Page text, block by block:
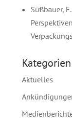
Süßbauer,
Kategorien
Aktuelles